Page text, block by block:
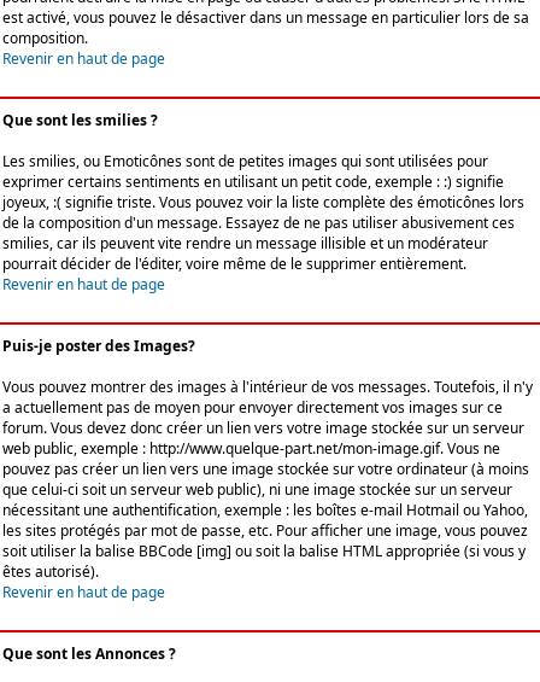
est activé, vous pouvez le désactiver dans un message en particulier lors de sa
composition.
Revenir en haut de page
Que sont les smilies ?
Les smilies, ou Emoticônes sont de petites images qui sont utilisées pour
exprimer certains sentiments en utilisant un petit code, exemple : :) signifie
joyeux, :( signifie triste. Vous pouvez voir la liste complète des émoticônes lors
de la composition d'un message. Essayez de ne pas utiliser abusivement ces
smilies, car ils peuvent vite rendre un message illisible et un modérateur
pourrait décider de l'éditer, voire même de le supprimer entièrement.
Revenir en haut de page
Puis-je poster des Images?
Vous pouvez montrer des images à l'intérieur de vos messages. Toutefois, il n'y
a actuellement pas de moyen pour envoyer directement vos images sur ce
forum. Vous devez donc créer un lien vers votre image stockée sur un serveur
web public, exemple : http://www.quelque-part.net/mon-image.gif. Vous ne
pouvez pas créer un lien vers une image stockée sur votre ordinateur (à moins
que celui-ci soit un serveur web public), ni une image stockée sur un serveur
nécessitant une authentification, exemple : les boîtes e-mail Hotmail ou Yahoo,
les sites protégés par mot de passe, etc. Pour afficher une image, vous pouvez
soit utiliser la balise BBCode [img] ou soit la balise HTML appropriée (si vous y
êtes autorisé).
Revenir en haut de page
Que sont les Annonces ?